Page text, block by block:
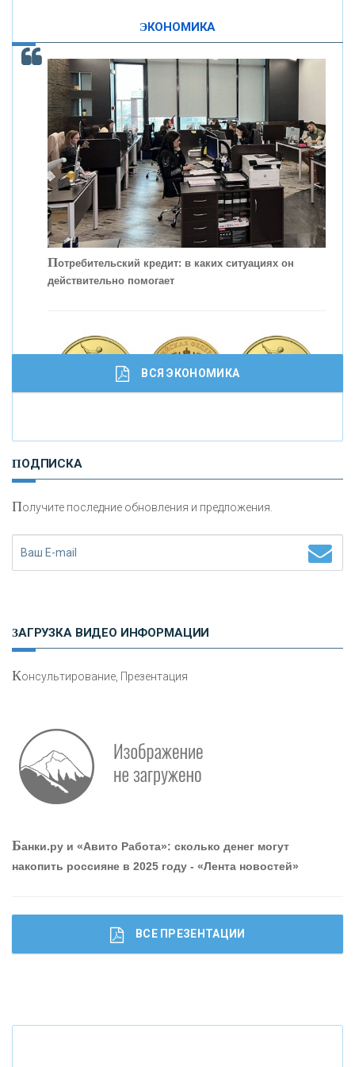
Скорость - один из главных трендов в
кредитовании бизнеса - «Интервью»
Работа мечты. Что банки делают для того, чтобы
привлечь и удержать персонал - «Интервью»
ЭКОНОМИКА
Потребительский кредит: в каких ситуациях он
действительно помогает
И
сохранения и увеличения капитала
Что будет с наличными деньгами при цифровом
ВСЯ ЭКОНОМИКА
ПОДПИСКА
Получите последние обновления и предложения.
ЗАГРУЗКА ВИДЕО ИНФОРМАЦИИ
Консультирование, Презентация
Банки.ру и «Авито Работа»: сколько денег могут
накопить россияне в 2025 году - «Лента новостей»
ВСЕ ПРЕЗЕНТАЦИИ